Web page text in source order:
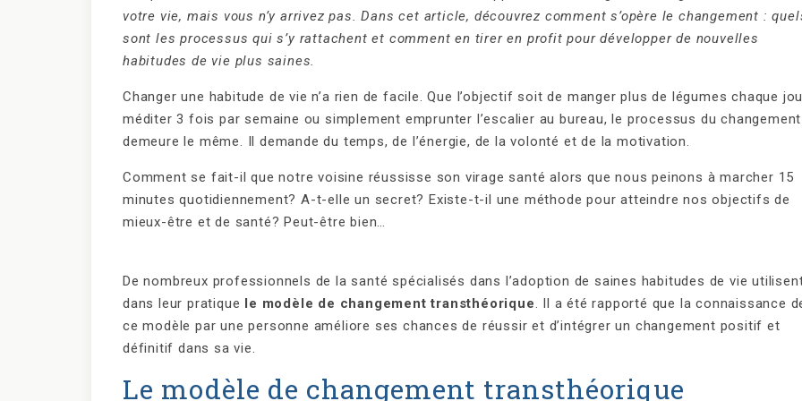
votre vie, mais vous n’y arrivez pas. Dans cet article, découvrez comment s’opère le changement :
sont les processus qui s’y rattachent et comment en tirer en profit pour développer de nouvelles
habitudes de vie plus saines.
Changer une habitude de vie n’a rien de facile. Que l’objectif soit de manger plus de légumes chaque
méditer 3 fois par semaine ou simplement emprunter l’escalier au bureau, le processus du changement
demeure le même. Il demande du temps, de l’énergie, de la volonté et de la motivation.
Comment se fait-il que notre voisine réussisse son virage santé alors que nous peinons à marcher 15
minutes quotidiennement? A-t-elle un secret? Existe-t-il une méthode pour atteindre nos objectifs de
mieux-être et de santé? Peut-être bien…
De nombreux professionnels de la santé spécialisés dans l’adoption de saines habitudes de vie
dans leur pratique le modèle de changement transthéorique. Il a été rapporté que la connaissance
ce modèle par une personne améliore ses chances de réussir et d’intégrer un changement positif et
définitif dans sa vie.
Le modèle de changement transthéorique